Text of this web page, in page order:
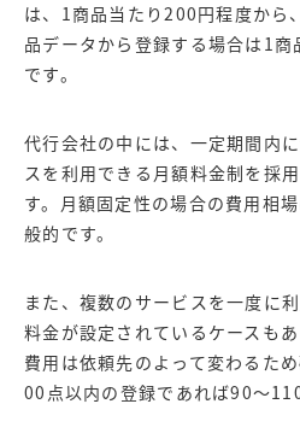
は、1商品当たり200円程度から
品データから登録する場合は1
です。
代行会社の中には、一定期間内
スを利用できる月額料金制を採
す。月額固定性の場合の費用相
般的です。
また、複数のサービスを一度に
料金が設定されているケースも
費用は依頼先のよって変わるた
00点以内の登録であれば90～